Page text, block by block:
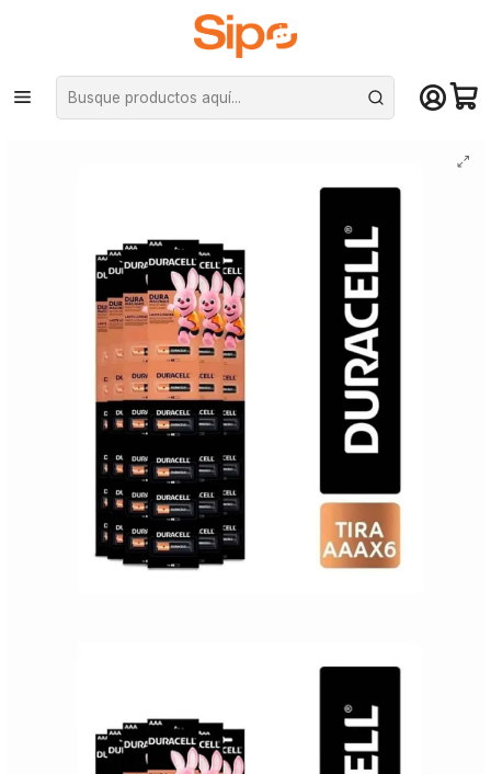
¡Compra hasta mediodía y recibe hoy! De lunes a sábado en el gran
Santiago. Envío gratis desde $29.990
Otras categorías Pilas Tira de pilas Duracell AAA - 6 unidades